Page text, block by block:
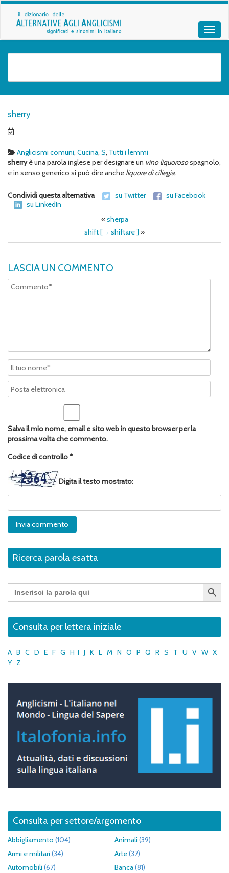
sherry
Anglicismi comuni, Cucina, S, Tutti i lemmi
sherryè una parola inglese per designare un vino liquorosospagnolo,
e in senso generico si può dire anche liquore di ciliegia.
Condividi questa alternativa su Twitter
su Facebook
su LinkedIn
«sherpa
shift [→ shiftare ] »
LASCIA UN COMMENTO
Salva il mio nome, email e sito web in questo browser per la
prossima volta che commento.
Codice di controllo*
Digita il testo mostrato:
Ricerca parola esatta
Search
for:
Search Button
Consulta per lettera iniziale
A B C D E F G H I J K L M N O P Q R S T U V W X
Y Z
Consulta per settore/argomento
Abbigliamento (104) Animali (39)
Armi e militari (34) Arte(37)
Automobili (67) Banca(81)